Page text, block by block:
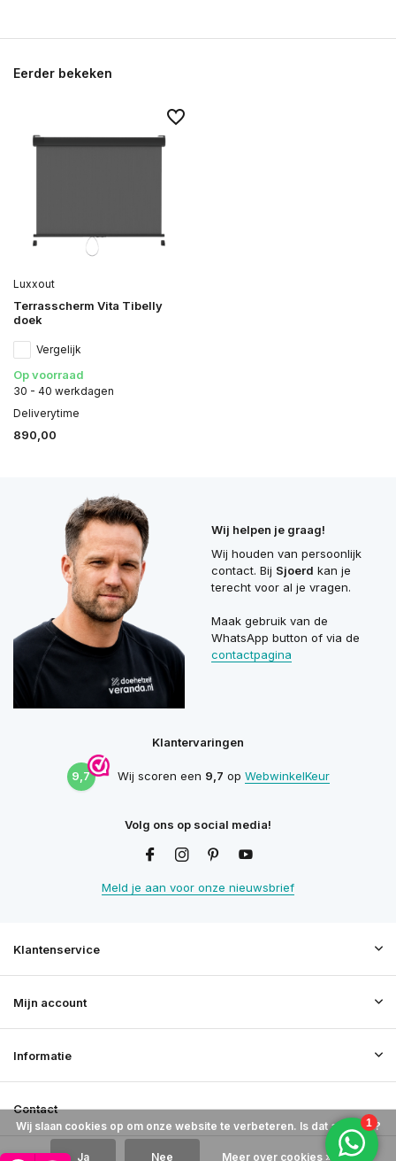
Eerder bekeken
Luxxout
Terrasscherm Vita Tibelly
doek
Vergelijk
Op voorraad
30 - 40 werkdagen
Deliverytime
890,00
Wij helpen je graag!
Wij houden van persoonlijk
contact. Bij Sjoerd kan je
terecht voor al je vragen.
Maak gebruik van de
WhatsApp button of via de
contactpagina
Klantervaringen
9,7 Wij scoren een 9,7 op WebwinkelKeur
Volg ons op social media!
Meld je aan voor onze nieuwsbrief
Klantenservice
Mijn account
Informatie
Contact
Wij slaan cookies op om onze website te verbeteren. Is dat akkoord?
Ja Nee Meer over cookies »